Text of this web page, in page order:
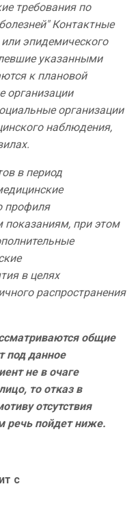
требования по
Контактные
эпидемического
указанными
к плановой
организации
организации
наблюдения,
в период
профиля
показаниям, при этом
в целях
распространения
общие
под данное
не в очаге
то отказ в
отсутствия
речь пойдет ниже.
с